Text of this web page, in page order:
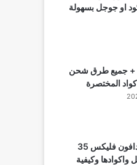
او جوجل بسهولة
+ جميع طرق شحن
المختصرة
أسعار باقات فودافون فلیکس 35
واكوادها وكيفية